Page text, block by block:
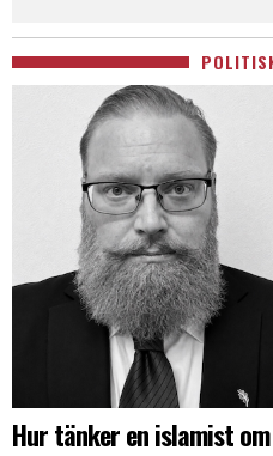
Hur tänker en islamist